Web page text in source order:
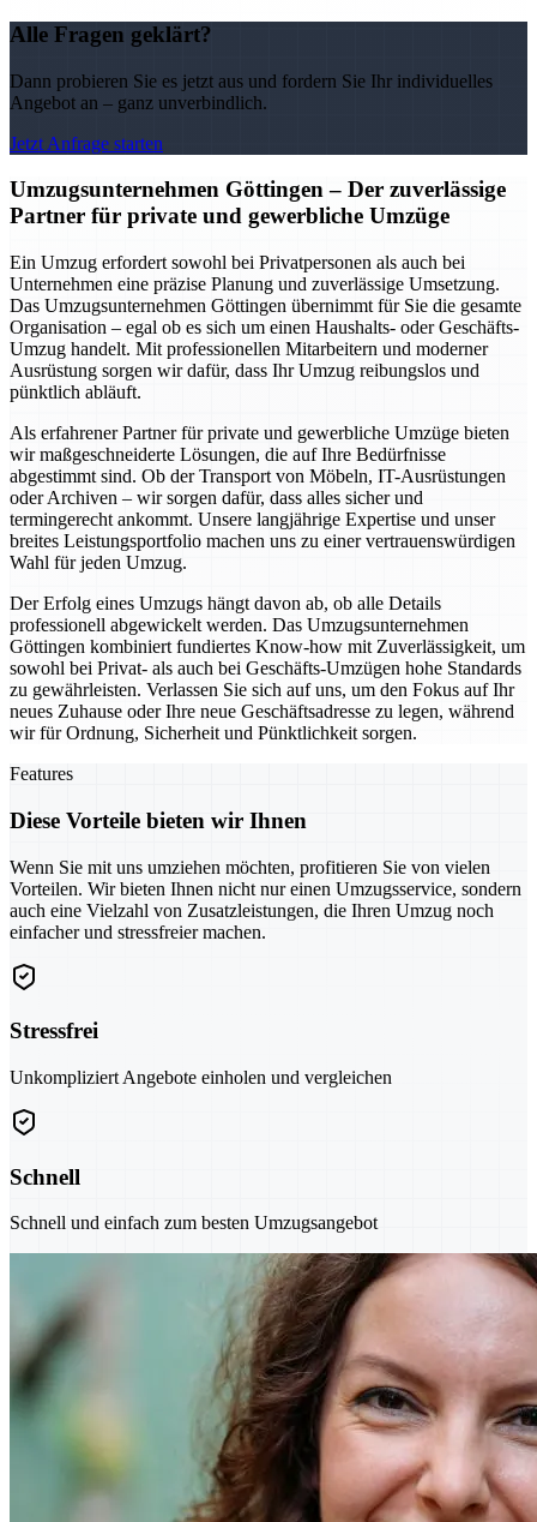
Alle Fragen geklärt?
Dann probieren Sie es jetzt aus und fordern Sie Ihr individuelles
Angebot an – ganz unverbindlich.
Jetzt Anfrage starten
Umzugsunternehmen Göttingen – Der zuverlässige
Partner für private und gewerbliche Umzüge
Ein Umzug erfordert sowohl bei Privatpersonen als auch bei
Unternehmen eine präzise Planung und zuverlässige Umsetzung.
Das Umzugsunternehmen Göttingen übernimmt für Sie die gesamte
Organisation – egal ob es sich um einen Haushalts- oder Geschäfts-
Umzug handelt. Mit professionellen Mitarbeitern und moderner
Ausrüstung sorgen wir dafür, dass Ihr Umzug reibungslos und
pünktlich abläuft.
Als erfahrener Partner für private und gewerbliche Umzüge bieten
wir maßgeschneiderte Lösungen, die auf Ihre Bedürfnisse
abgestimmt sind. Ob der Transport von Möbeln, IT-Ausrüstungen
oder Archiven – wir sorgen dafür, dass alles sicher und
termingerecht ankommt. Unsere langjährige Expertise und unser
breites Leistungsportfolio machen uns zu einer vertrauenswürdigen
Wahl für jeden Umzug.
Der Erfolg eines Umzugs hängt davon ab, ob alle Details
professionell abgewickelt werden. Das Umzugsunternehmen
Göttingen kombiniert fundiertes Know-how mit Zuverlässigkeit, um
sowohl bei Privat- als auch bei Geschäfts-Umzügen hohe Standards
zu gewährleisten. Verlassen Sie sich auf uns, um den Fokus auf Ihr
neues Zuhause oder Ihre neue Geschäftsadresse zu legen, während
wir für Ordnung, Sicherheit und Pünktlichkeit sorgen.
Features
Diese Vorteile bieten wir Ihnen
Wenn Sie mit uns umziehen möchten, profitieren Sie von vielen
Vorteilen. Wir bieten Ihnen nicht nur einen Umzugsservice, sondern
auch eine Vielzahl von Zusatzleistungen, die Ihren Umzug noch
einfacher und stressfreier machen.
Stressfrei
Unkompliziert Angebote einholen und vergleichen
Schnell
Schnell und einfach zum besten Umzugsangebot